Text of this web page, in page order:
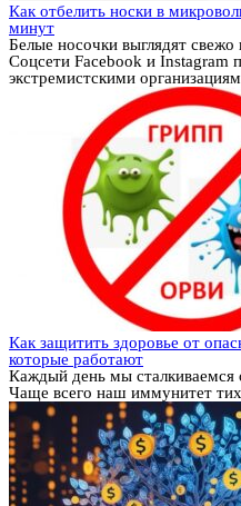
Как отбелить носки в
минут
Белые носочки выглядят
Соцсети Facebook и Instagram
экстремистскими
Как защитить здоровье от
которые работают
Каждый день мы сталкиваемся
Чаще всего наш иммунитет